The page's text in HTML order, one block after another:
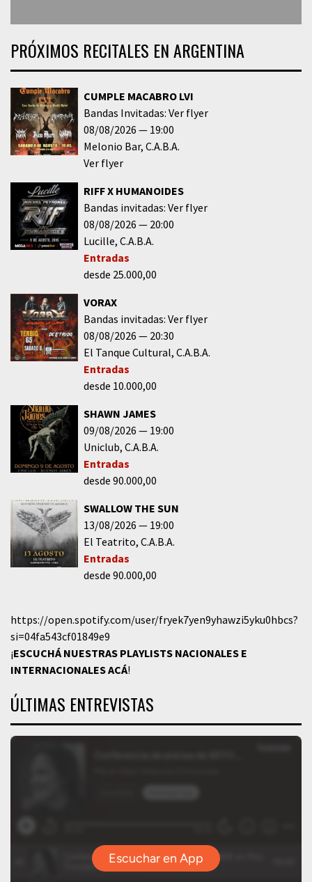
PRÓXIMOS RECITALES EN ARGENTINA
CUMPLE MACABRO LVI
Bandas Invitadas: Ver flyer
08/08/2026
19:00
Melonio Bar C.A.B.A.
Ver flyer
RIFF X HUMANOIDES
Bandas invitadas: Ver flyer
08/08/2026
20:00
Lucille C.A.B.A.
Entradas
desde 25.000,00
VORAX
Bandas invitadas: Ver flyer
08/08/2026
20:30
El Tanque Cultural C.A.B.A.
Entradas
desde 10.000,00
SHAWN JAMES
09/08/2026
19:00
Uniclub C.A.B.A.
Entradas
desde 90.000,00
SWALLOW THE SUN
13/08/2026
19:00
El Teatrito C.A.B.A.
Entradas
desde 90.000,00
https://open.spotify.com/user/fryek7yen9yhawzi5yku0hbcs?
si=04fa543cf01849e9
¡ESCUCHÁ NUESTRAS PLAYLISTS NACIONALES E
INTERNACIONALESACÁ!
ÚLTIMAS ENTREVISTAS